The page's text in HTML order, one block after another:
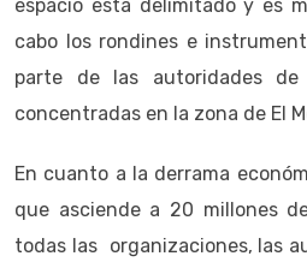
espacio está delimitado y es
cabo los rondines e
parte de las autoridades de
concentradas en la zona de El
En cuanto a la derrama
que asciende a 20 millones
todas las organizaciones, las